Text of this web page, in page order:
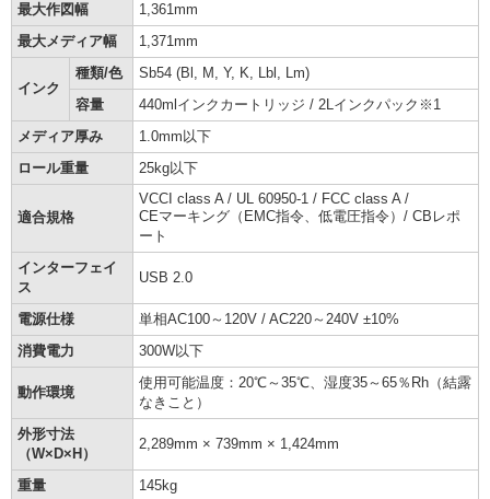
最大作図幅
1,361mm
最大メディア幅
1,371mm
インク
種類/色
Sb54 (Bl, M, Y, K, Lbl, Lm)
容量
440mlインクカートリッジ / 2Lインクパック※1
メディア厚み
1.0mm以下
ロール重量
25kg以下
適合規格
VCCI class A / UL 60950-1 / FCC class A /
CEマーキング（EMC指令、低電圧指令）/ CBレポ
ート
インターフェイ
ス
USB 2.0
電源仕様
単相AC100～120V / AC220～240V ±10%
消費電力
300W以下
動作環境
使用可能温度：20℃～35℃、湿度35～65％Rh（結露
なきこと）
外形寸法
（W×D×H）
2,289mm × 739mm × 1,424mm
重量 145kg